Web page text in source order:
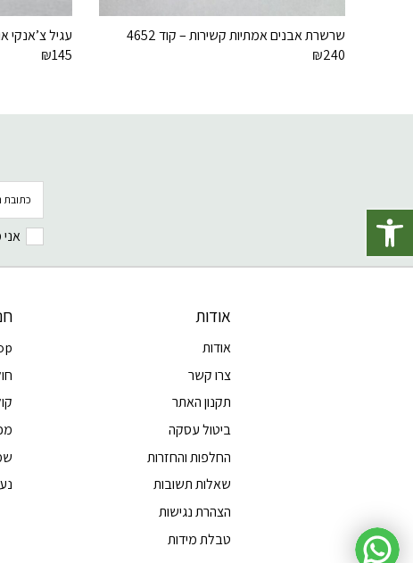
פתח סרגל נגישות
שרשרת אבנים אמתיות קשירות – קוד 4652
₪240
עגיל צ’אנקי
₪145
אודות
אודות
צרו קשר
תקנון האתר
ביטול עסקה
החלפות והחזרות
שאלות תשובות
הצהרת נגישות
טבלת מידות